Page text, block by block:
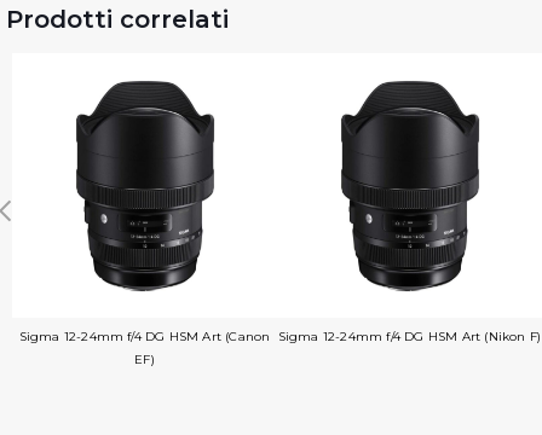
Prodotti correlati
Sigma 12-24mm f/4 DG HSM Art (Canon
EF)
Sigma 12-24mm f/4 DG HSM Art (Nikon F)